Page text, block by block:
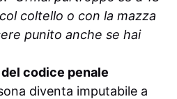
coltello o con la mazza
punito anche se hai
codice penale
diventa imputabile a